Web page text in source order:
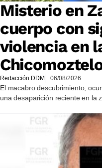
Misterio en
cuerpo con
violencia en
Redacción DDM 06/08/2026
El macabro descubrimiento,
una desaparición reciente en la